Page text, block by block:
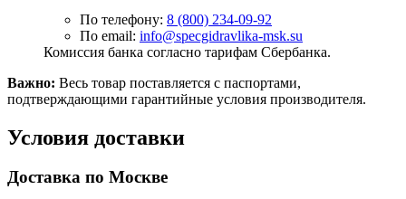
По телефону: 8 (800) 234-09-92
По email: info@specgidravlika-msk.su
Комиссия банка согласно тарифам Сбербанка.
Важно: Весь товар поставляется с паспортами,
подтверждающими гарантийные условия производителя.
Условия доставки
Доставка по Москве